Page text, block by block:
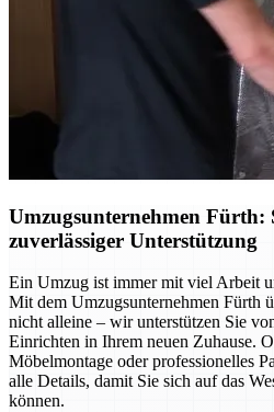
Umzugsunternehmen Fürth:
zuverlässiger Unterstützung
Ein Umzug ist immer mit viel Arbeit
Mit dem Umzugsunternehmen Fürth
nicht alleine – wir unterstützen Sie
Einrichten in Ihrem neuen Zuhause.
Möbelmontage oder professionelles
alle Details, damit Sie sich auf das
können.